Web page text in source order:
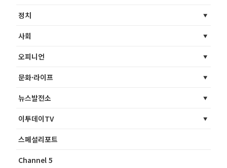
정치
사회
오피니언
문화·라이프
뉴스발전소
이투데이TV
스페셜리포트
Channel 5